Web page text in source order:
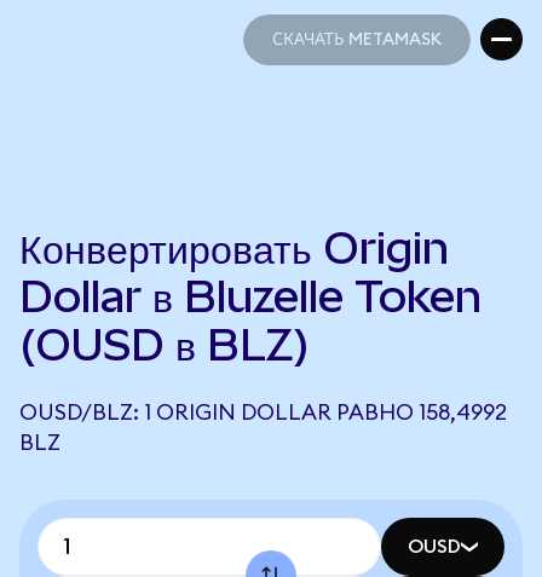
СКАЧАТЬ METAMASK
Конвертировать Origin
Dollar в Bluzelle Token
(OUSD в BLZ)
OUSD/BLZ: 1 ORIGIN DOLLAR РАВНО 158,4992
BLZ
OUSD